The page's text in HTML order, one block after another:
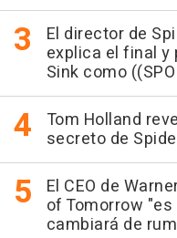
El director de
explica el final y
Sink como
Tom Holland
secreto de
El CEO de
of Tomorrow
cambiará de